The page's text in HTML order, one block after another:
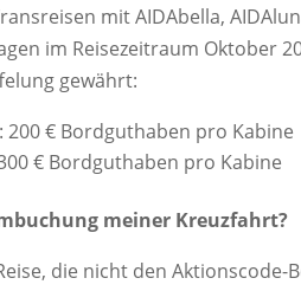
mit AIDAbella,
im Reisezeitraum Oktober
gewährt:
200 € Bordguthaben pro Kabine
€ Bordguthaben pro Kabine
meiner Kreuzfahrt?
die nicht den